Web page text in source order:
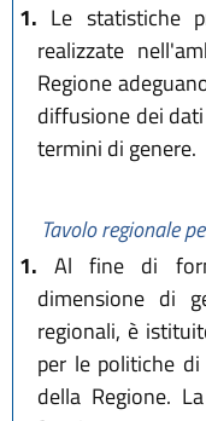
1. Le statistiche
realizzate
Regione
diffusione dei
termini di genere.
Tavolo regionale
1. Al fine di
dimensione di
regionali, è
per le politiche
della Regione.